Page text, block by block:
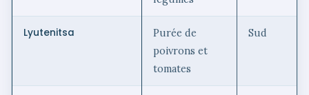
Lyutenitsa
Purée de
poivrons et
tomates
Sud